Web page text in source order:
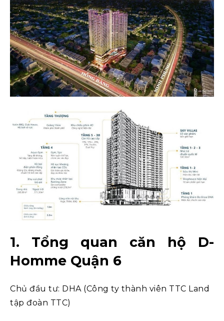
1. Tổng quan căn hộ D-
Homme Quận 6
Chủ đầu tư: DHA (Công ty thành viên TTC Land
tập đoàn TTC)